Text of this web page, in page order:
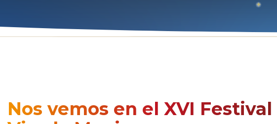
Nos vemos en el XVI